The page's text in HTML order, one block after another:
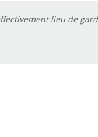
lieu de